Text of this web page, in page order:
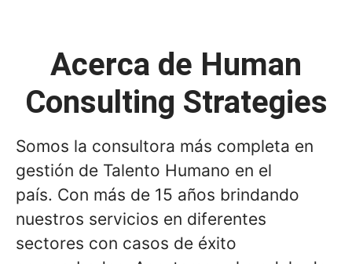
Acerca de Human
Consulting Strategies
Somos la consultora más completa en
gestión de Talento Humano en el
país. Con más de 15 años brindando
nuestros servicios en diferentes
sectores con casos de éxito